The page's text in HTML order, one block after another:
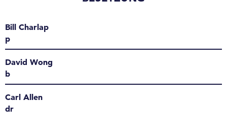
Bill Charlap
p
David Wong
b
Carl Allen
dr